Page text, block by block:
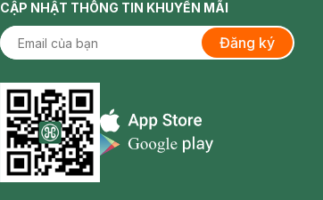
CẬP NHẬT THÔNG TIN KHUYẾN MÃI
Đăng ký
Appstore icon